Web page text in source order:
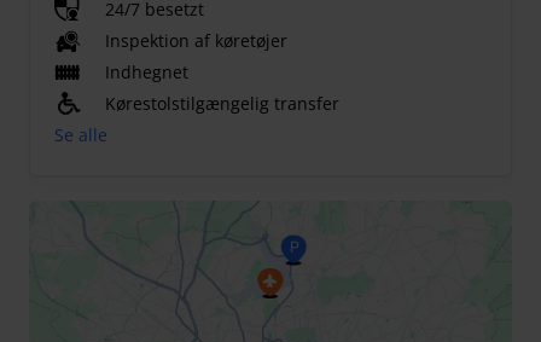
24/7 besetzt
Inspektion af køretøjer
Indhegnet
Kørestolstilgængelig transfer
Se alle